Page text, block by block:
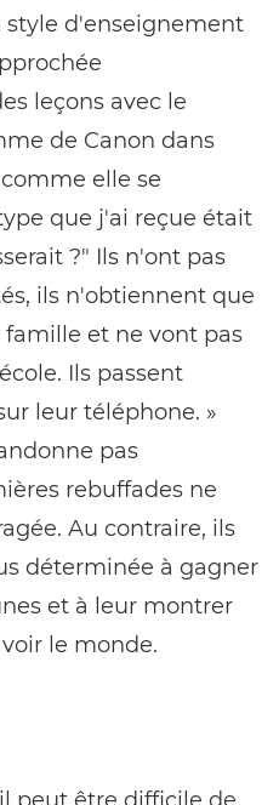
style d'enseignement
leçons avec le
de Canon dans
elle se
que j'ai reçue était
?" Ils n'ont pas
ils n'obtiennent que
et ne vont pas
Ils passent
leur téléphone. »
pas
rebuffades ne
Au contraire, ils
déterminée à gagner
et à leur montrer
le monde.